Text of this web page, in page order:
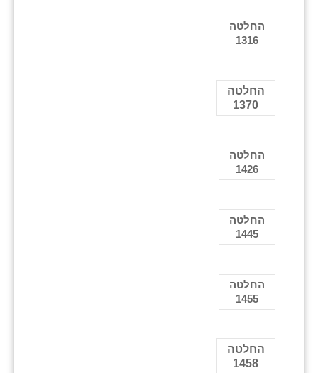
החלטה
1316
החלטה
1370
החלטה
1426
החלטה
1445
החלטה
1455
החלטה
1458